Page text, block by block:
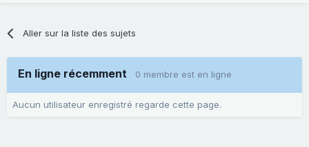
Aller sur la liste des sujets
En ligne récemment 0 membre est en ligne
Aucun utilisateur enregistré regarde cette page.